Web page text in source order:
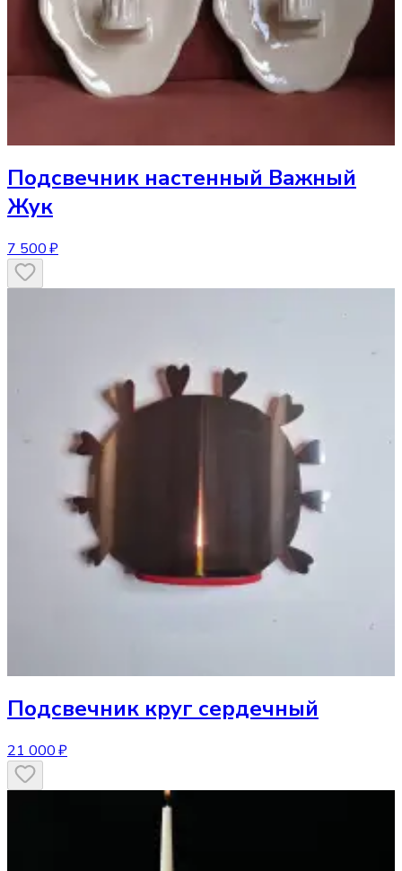
Подсвечник настенный Важный
Жук
7 500 ₽
Подсвечник круг сердечный
21 000 ₽